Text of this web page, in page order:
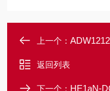
上一个：
返回列表
下一个： HE1aN-DC6V